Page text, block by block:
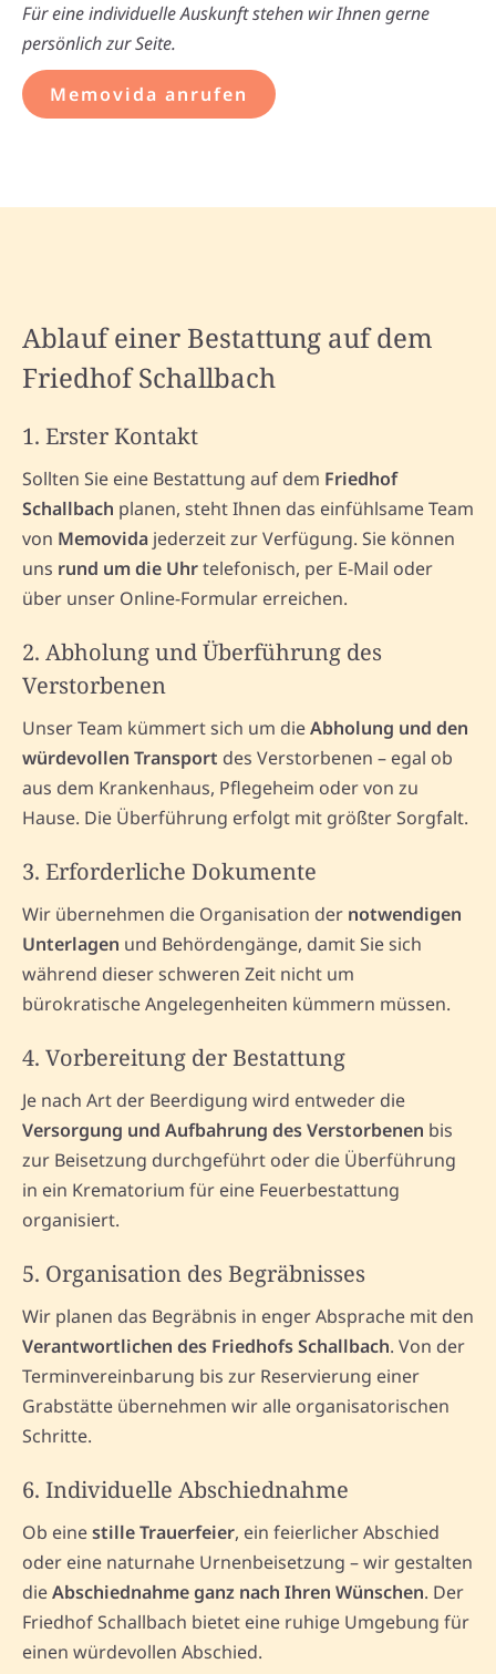
Für eine individuelle Auskunft stehen wir Ihnen gerne
persönlich zur Seite.
Memovida anrufen
Ablauf einer Bestattung auf dem
Friedhof Schallbach
1. Erster Kontakt
Sollten Sie eine Bestattung auf dem Friedhof
Schallbach planen, steht Ihnen das einfühlsame Team
von Memovida jederzeit zur Verfügung. Sie können
uns rund um die Uhrtelefonisch, per E-Mail oder
über unser Online-Formular erreichen.
2. Abholung und Überführung des
Verstorbenen
Unser Team kümmert sich um dieAbholung und den
würdevollen Transport des Verstorbenen – egal ob
aus dem Krankenhaus, Pflegeheim oder von zu
Hause. Die Überführung erfolgt mit größter Sorgfalt.
3. Erforderliche Dokumente
Wir übernehmen die Organisation der notwendigen
Unterlagen und Behördengänge, damit Sie sich
während dieser schweren Zeit nicht um
bürokratische Angelegenheiten kümmern müssen.
4. Vorbereitung der Bestattung
Je nach Art der Beerdigung wird entweder die
Versorgung und Aufbahrung des Verstorbenen bis
zur Beisetzung durchgeführt oder die Überführung
in ein Krematorium für eine Feuerbestattung
organisiert.
5. Organisation des Begräbnisses
Wir planen das Begräbnis in enger Absprache mit den
Verantwortlichen des Friedhofs Schallbach. Von der
Terminvereinbarung bis zur Reservierung einer
Grabstätte übernehmen wir alle organisatorischen
Schritte.
6. Individuelle Abschiednahme
Ob einestille Trauerfeier, ein feierlicher Abschied
oder eine naturnahe Urnenbeisetzung – wir gestalten
dieAbschiednahme ganz nach Ihren Wünschen. Der
Friedhof Schallbach bietet eine ruhige Umgebung für
einen würdevollen Abschied.